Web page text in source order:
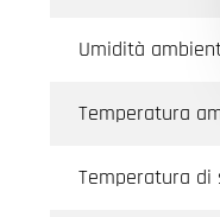
Umidità
Temperatura
Temperatura di